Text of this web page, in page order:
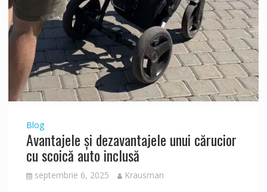
Blog
Avantajele și dezavantajele unui cărucior
cu scoică auto inclusă
septembrie 6, 2025 Krausman